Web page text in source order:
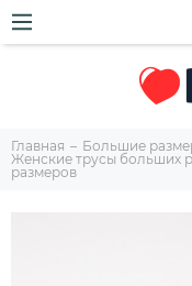
Главная Большие
Женские трусы больших
размеров